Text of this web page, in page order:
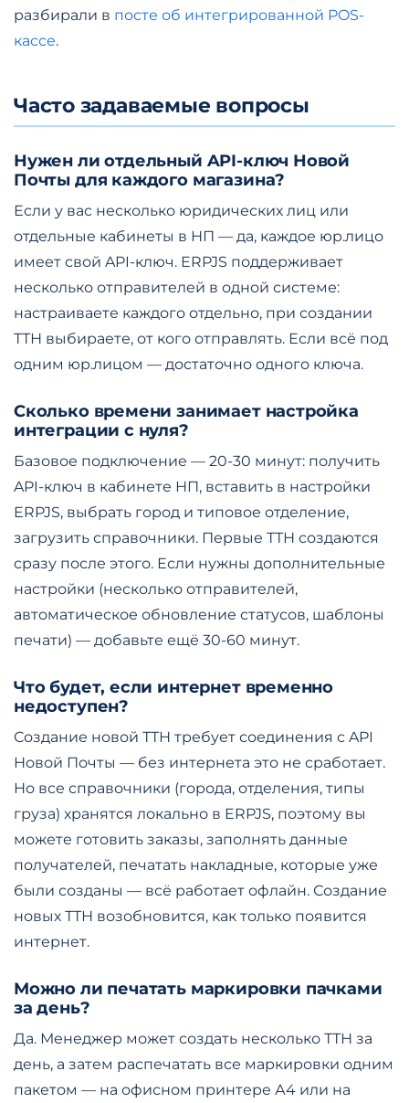
разбирали в посте об интегрированной POS-
кассе.
Часто задаваемые вопросы
Нужен ли отдельный API-ключ Новой
Почты для каждого магазина?
Если у вас несколько юридических лиц или
отдельные кабинеты в НП — да, каждое юр.лицо
имеет свой API-ключ. ERPJS поддерживает
несколько отправителей в одной системе:
настраиваете каждого отдельно, при создании
ТТН выбираете, от кого отправлять. Если всё под
одним юр.лицом — достаточно одного ключа.
Сколько времени занимает настройка
интеграции с нуля?
Базовое подключение — 20-30 минут: получить
API-ключ в кабинете НП, вставить в настройки
ERPJS, выбрать город и типовое отделение,
загрузить справочники. Первые ТТН создаются
сразу после этого. Если нужны дополнительные
настройки (несколько отправителей,
автоматическое обновление статусов, шаблоны
печати) — добавьте ещё 30-60 минут.
Что будет, если интернет временно
недоступен?
Создание новой ТТН требует соединения с API
Новой Почты — без интернета это не сработает.
Но все справочники (города, отделения, типы
груза) хранятся локально в ERPJS, поэтому вы
можете готовить заказы, заполнять данные
получателей, печатать накладные, которые уже
были созданы — всё работает офлайн. Создание
новых ТТН возобновится, как только появится
интернет.
Можно ли печатать маркировки пачками
за день?
Да. Менеджер может создать несколько ТТН за
день, а затем распечатать все маркировки одним
пакетом — на офисном принтере А4 или на